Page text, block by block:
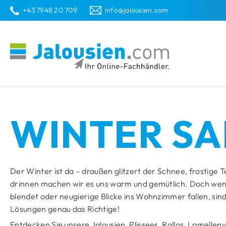
+43 7948 20 709 info@jalousien.com
AUF ALLE PRODUKTE
Classic
Jalousie
50mm Jalousie
Basic Plissee
DUETTE
Basic Rollo
SmartRollo
FÜR MEHR KOMFORT
Classic
rechts geneigt
Rahmen
Insektenschutz
FLIEGENGITTER
für Balkontür für
Smart Jalousie
Jalousie
Rollo
WINTER
Der Winter ist da – draußen glitzert der Schnee, frostige
drinnen machen wir es uns warm und gemütlich. Doch
blendet oder neugierige Blicke ins Wohnzimmer fallen,
Lösungen genau das Richtige!